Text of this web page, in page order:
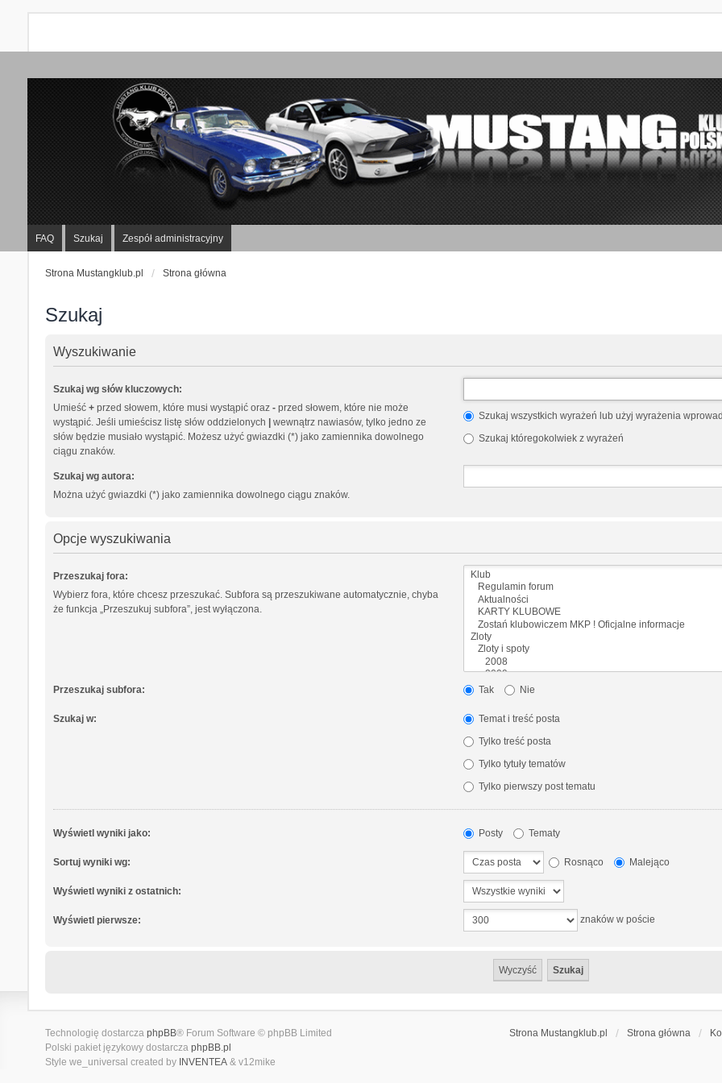
FAQ Szukaj Zespół administracyjny
Strona Mustangklub.pl Strona główna
Szukaj
Wyszukiwanie
Szukaj wg słów kluczowych:
Umieść +przed słowem, które musi wystąpić oraz -przed słowem, które nie może
wystąpić. Jeśli umieścisz listę słów oddzielonych
wewnątrz nawiasów, tylko jedno ze
słów będzie musiało wystąpić. Możesz użyć gwiazdki (*) jako zamiennika dowolnego
ciągu znaków.
Szukaj wszystkich wyrażeń lub użyj wyrażenia
Szukaj któregokolwiek z wyrażeń
Szukaj wg autora:
Można użyć gwiazdki (*) jako zamiennika dowolnego ciągu znaków.
Opcje wyszukiwania
Przeszukaj fora:
Wybierz fora, które chcesz przeszukać. Subfora są przeszukiwane automatycznie, chyba
że funkcja „Przeszukuj subfora”, jest wyłączona.
Przeszukaj subfora: Tak Nie
Szukaj w:
Temat i treść posta
Tylko treść posta
Tylko tytuły tematów
Tylko pierwszy post tematu
Wyświetl wyniki jako: Posty Tematy
Sortuj wyniki wg: Rosnąco Malejąco
Wyświetl wyniki z ostatnich:
Wyświetl pierwsze: znaków w poście
Strona Mustangklub.pl Strona główna
Technologię dostarcza phpBB® Forum Software © phpBB Limited
Polski pakiet językowy dostarcza phpBB.pl
Style we_universal created by INVENTEA& v12mike